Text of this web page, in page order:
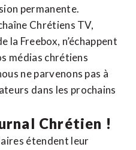
permanente.
Chrétiens TV,
la Freebox, n’échappent
médias chrétiens
ne parvenons pas à
dans les prochains
Chrétien !
étendent leur